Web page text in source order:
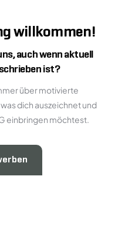
willkommen!
auch wenn aktuell
ist?
über motivierte
dich auszeichnet und
einbringen möchtest.